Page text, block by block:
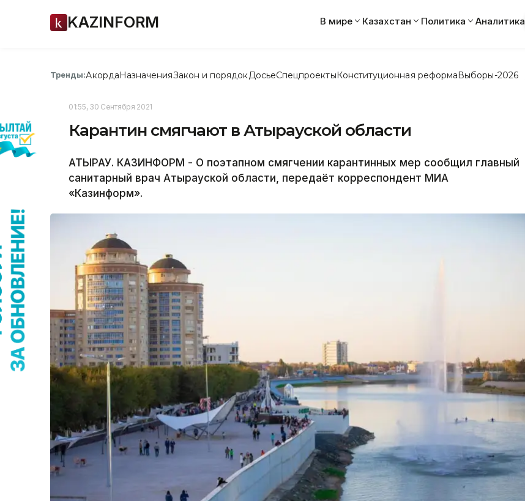
KAZINFORM В мире Казахстан Политика Аналитика
Тренды:АкордаНазначенияЗакон и порядок ДосьеСпецпроектыКонституционная реформаВыборы-2026
01:55, 30 Сентября 2021
Карантин смягчают в Атырауской области
АТЫРАУ. КАЗИНФОРМ - О поэтапном смягчении карантинных мер сообщил главный
санитарный врач Атырауской области, передаёт корреспондент МИА
«Казинформ».